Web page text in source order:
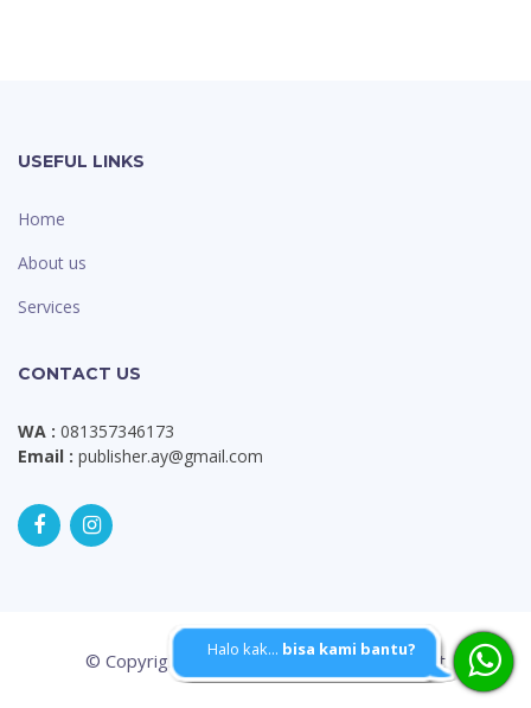
USEFUL LINKS
Home
About us
Services
CONTACT US
WA : 081357346173
Email : publisher.ay@gmail.com
© Copyright Aypublisher - 2020. | Dext.art
Halo kak... bisa kami bantu?